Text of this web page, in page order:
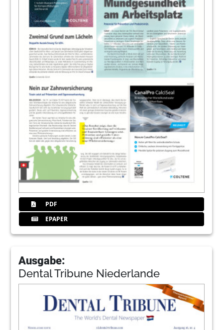
PDF
EPAPER
Ausgabe:
Dental Tribune Niederlande